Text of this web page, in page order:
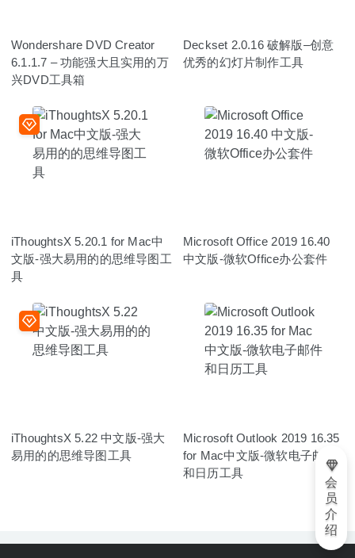
Wondershare DVD Creator
6.1.1.7 – 功能强大且实用的万
兴DVD工具箱
Deckset 2.0.16 破解版–创意
优秀的幻灯片制作工具
iThoughtsX 5.20.1 for Mac中
文版-强大易用的的思维导图工
具
Microsoft Office 2019 16.40
中文版-微软Office办公套件
iThoughtsX 5.22 中文版-强大
易用的的思维导图工具
Microsoft Outlook 2019 16.35
for Mac中文版-微软电子邮件
和日历工具
会
员
介
绍